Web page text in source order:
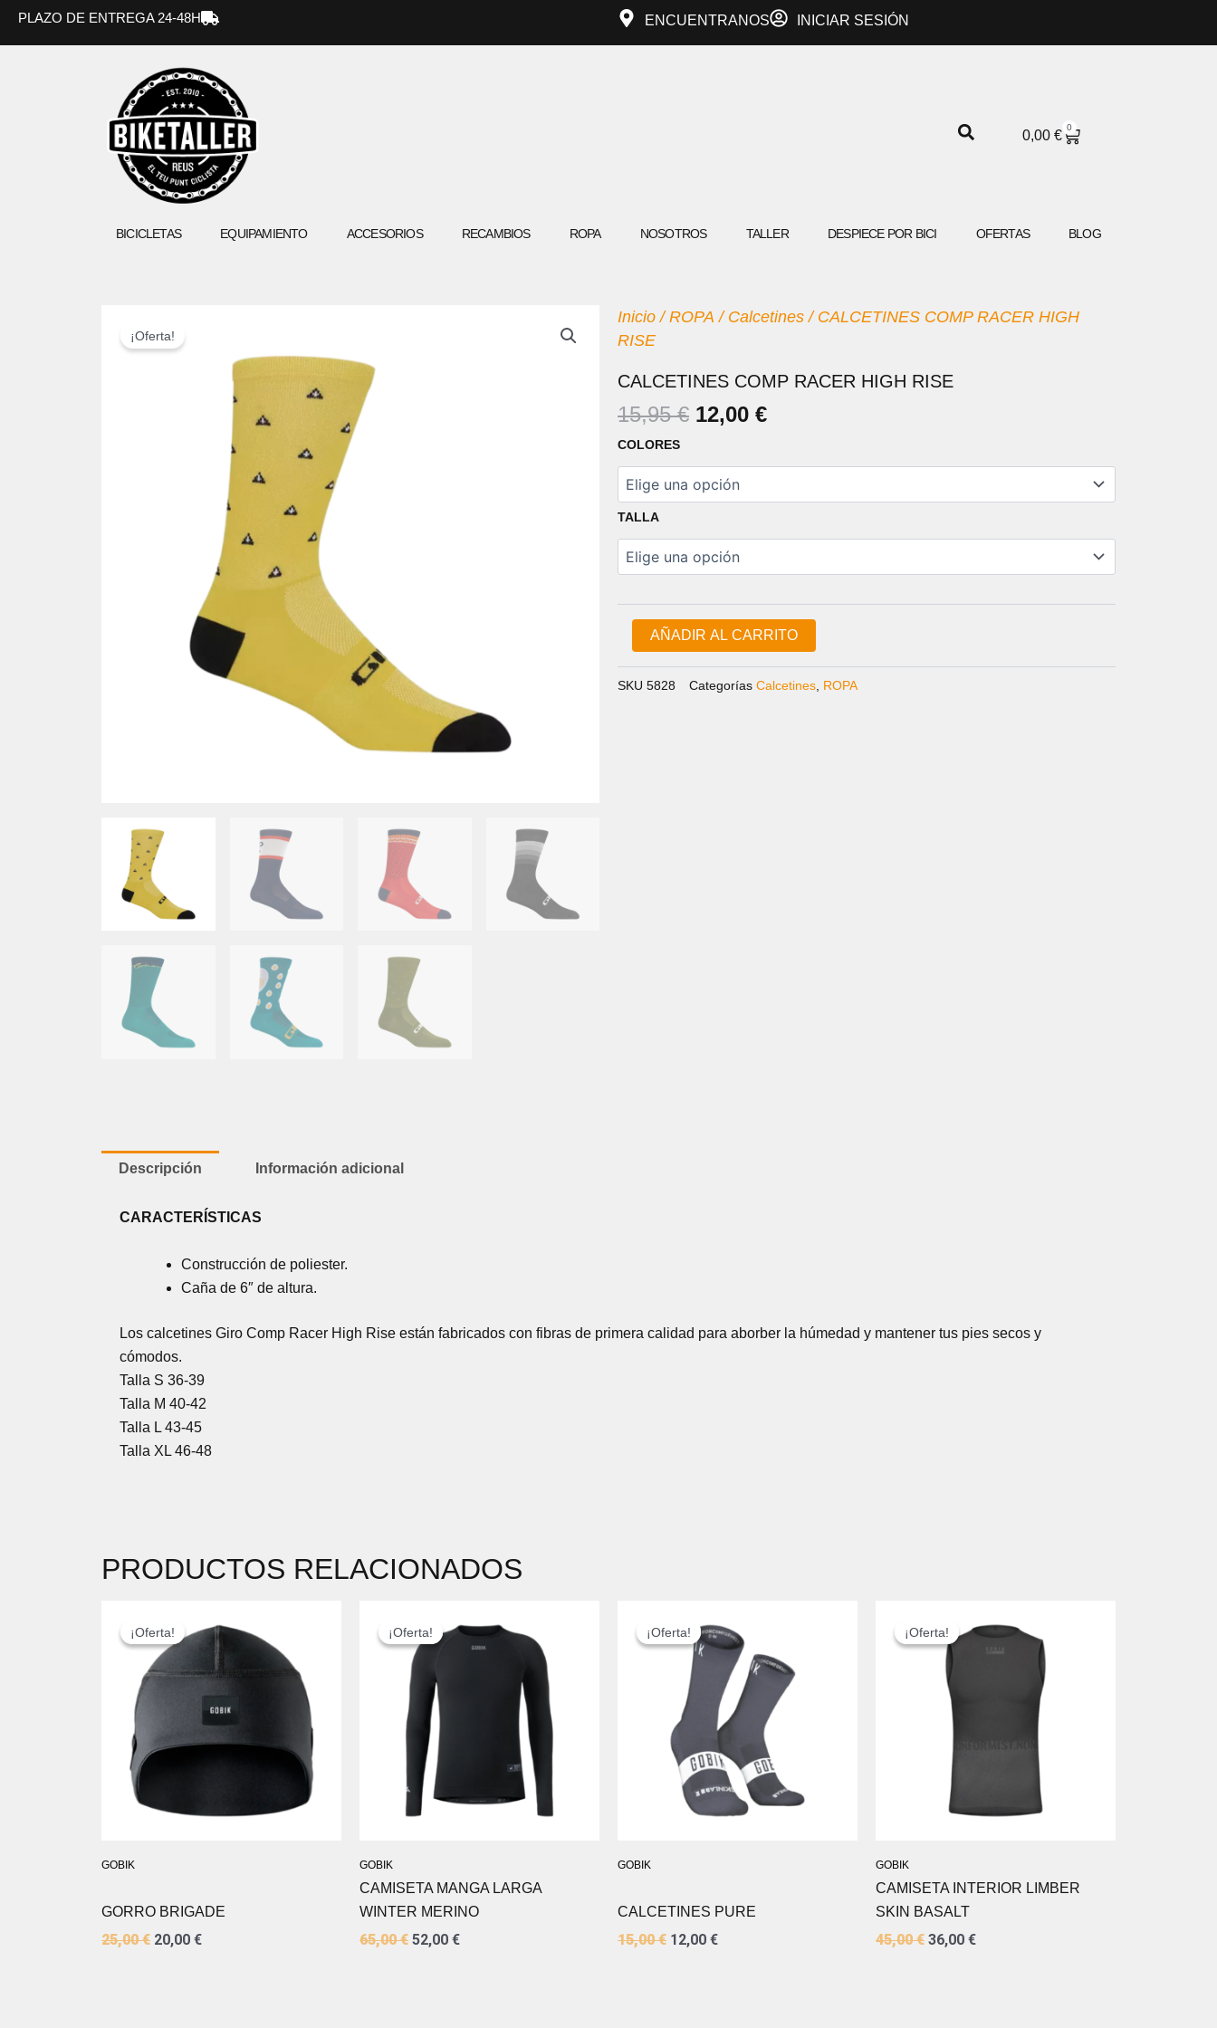
PLAZO DE ENTREGA 24-48H ENCUENTRANOS INICIAR SESIÓN
0,00 €
0
CARRITO
BICICLETAS EQUIPAMIENTO ACCESORIOS RECAMBIOS ROPA NOSOTROS TALLER DESPIECE POR BICI OFERTAS BLOG
¡Oferta!
Inicio /ROPA / Calcetines / CALCETINES COMP RACER HIGH
RISE
CALCETINES COMP RACER HIGH RISE
15,95€ EL
ORIGINAL
ERA:
15,95 €.
12,00 €EL
ACTUAL
12,00 €.
COLORES
TALLA
CALCETINES
HIGH
RISE
AÑADIR AL CARRITO
SKU 5828 Categorías Calcetines, ROPA
Descripción Información adicional
CARACTERÍSTICAS
Construcción de poliester.
Caña de 6″ de altura.
Los calcetines Giro Comp Racer High Rise están fabricados con fibras de primera calidad para aborber la húmedad y mantener tus pies secos y
cómodos.
Talla S 36-39
Talla M 40-42
Talla L 43-45
Talla XL 46-48
PRODUCTOS RELACIONADOS
¡Oferta!
GOBIK
¡Oferta!
GORRO BRIGADE
25,00€
PRECIO
ORIGINAL
ERA:
25,00 €.
20,00 €
PRECIO
ACTUAL
ES:
20,00 €.
¡Oferta!
GOBIK
¡Oferta!
CAMISETA MANGA LARGA
WINTER MERINO
65,00€
PRECIO
ORIGINAL
ERA:
65,00 €.
52,00 €
PRECIO
ACTUAL
¡Oferta!
GOBIK
¡Oferta!
CALCETINES PURE
15,00€
PRECIO
ORIGINAL
ERA:
15,00 €.
12,00 €
PRECIO
ACTUAL
ES:
12,00 €.
¡Oferta!
GOBIK
¡Oferta!
CAMISETA INTERIOR LIMBER
SKIN BASALT
45,00€
PRECIO
ORIGINAL
ERA:
45,00 €.
36,00 €
PRECIO
ACTUAL